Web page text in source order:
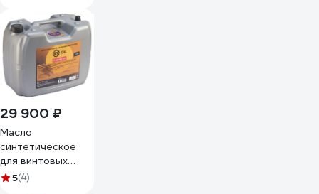
накладка 80632
29 900 ₽
Масло
синтетическое
для винтовых
компрессоров ET
5(4)